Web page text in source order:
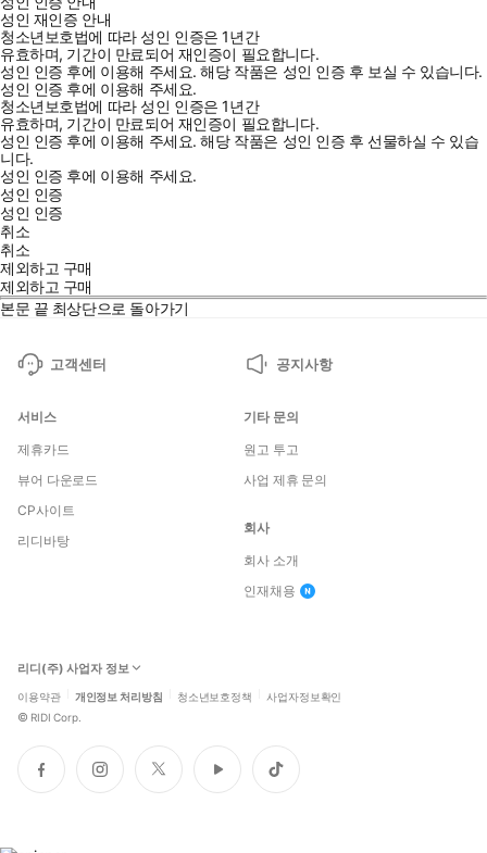
성인 재인증 안내
청소년보호법에 따라 성인 인증은 1년간
유효하며, 기간이 만료되어 재인증이 필요합니다.
성인 인증 후에 이용해 주세요.해당 작품은 성인 인증 후 보실 수 있습니다.
성인 인증 후에 이용해 주세요.
청소년보호법에 따라 성인 인증은 1년간
유효하며, 기간이 만료되어 재인증이 필요합니다.
성인 인증 후에 이용해 주세요.해당 작품은 성인 인증 후 선물하실 수 있습
니다.
성인 인증 후에 이용해 주세요.
성인 인증
성인 인증
취소
취소
제외하고 구매
제외하고 구매
본문 끝 최상단으로 돌아가기
고객센터 공지사항
서비스
제휴카드
뷰어 다운로드
CP사이트
리디바탕
기타 문의
원고 투고
사업 제휴 문의
회사
회사 소개
인재채용
리디(주) 사업자 정보
이용약관 개인정보 처리방침 청소년보호정책 사업자정보확인
© RIDI Corp.
페
이
인
스
트
위
유
튜
틱
톡